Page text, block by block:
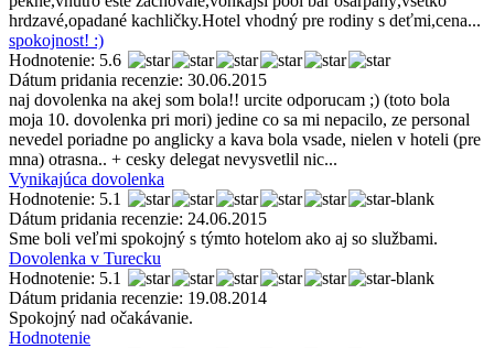
hrdzavé,opadané kachličky.Hotel vhodný pre rodiny s deťmi,cena...
spokojnost! :)
Hodnotenie: 5.6
Dátum pridania recenzie: 30.06.2015
naj dovolenka na akej som bola!! urcite odporucam ;) (toto bola
moja 10. dovolenka pri mori) jedine co sa mi nepacilo, ze personal
nevedel poriadne po anglicky a kava bola vsade, nielen v hoteli (pre
mna) otrasna.. + cesky delegat nevysvetlil nic...
Vynikajúca dovolenka
Hodnotenie: 5.1
Dátum pridania recenzie: 24.06.2015
Sme boli veľmi spokojný s týmto hotelom ako aj so službami.
Dovolenka v Turecku
Hodnotenie: 5.1
Dátum pridania recenzie: 19.08.2014
Spokojný nad očakávanie.
Hodnotenie